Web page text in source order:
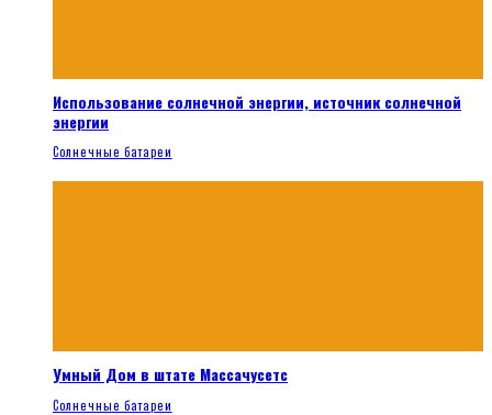
Использование солнечной энергии, источник солнечной
энергии
Солнечные батареи
Умный Дом в штате Массачусетс
Солнечные батареи